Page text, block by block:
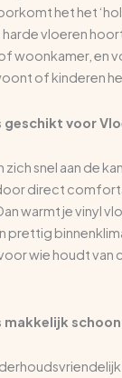
het het
vloeren
woonkamer, en
of kinderen
geschikt voor
zich snel aan de
direct
warmt je vinyl
prettig
wie houdt van
makkelijk